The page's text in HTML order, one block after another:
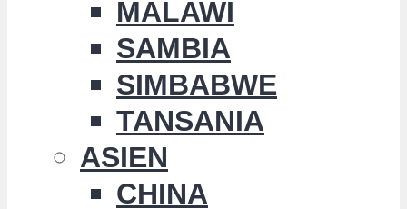
MALAWI
SAMBIA
SIMBABWE
TANSANIA
ASIEN
CHINA